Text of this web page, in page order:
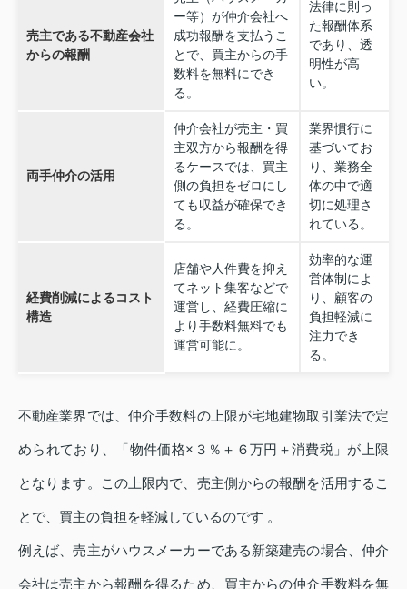
売主である不動産会社
からの報酬
ー等）が仲介会社へ
成功報酬を支払うこ
とで、買主からの手
数料を無料にでき
る。
法律に則っ
た報酬体系
であり、透
明性が高
い。
両手仲介の活用
仲介会社が売主・買
主双方から報酬を得
るケースでは、買主
側の負担をゼロにし
ても収益が確保でき
る。
業界慣行に
基づいてお
り、業務全
体の中で適
切に処理さ
れている。
経費削減によるコスト
構造
店舗や人件費を抑え
てネット集客などで
運営し、経費圧縮に
より手数料無料でも
運営可能に。
効率的な運
営体制によ
り、顧客の
負担軽減に
注力でき
る。
不動産業界では、仲介手数料の上限が宅地建物取引業法で定
められており、「物件価格×３％＋６万円＋消費税」が上限
となります。この上限内で、売主側からの報酬を活用するこ
とで、買主の負担を軽減しているのです 。
例えば、売主がハウスメーカーである新築建売の場合、仲介
会社は売主から報酬を得るため、買主からの仲介手数料を無